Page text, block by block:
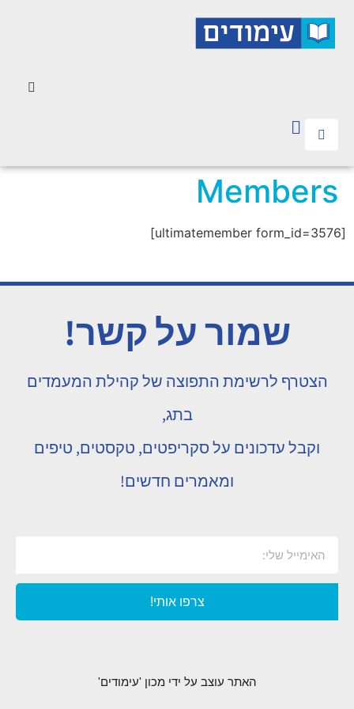
Members
[ultimatemember form_id=3576]
שמור על קשר!
הצטרף לרשימת התפוצה של קהילת המעמדים
בתג,
וקבל עדכונים על סקריפטים, טקסטים, טיפים
ומאמרים חדשים!
צרפו אותי!
האתר עוצב על ידי מכון 'עימודים'